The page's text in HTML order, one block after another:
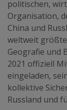
politischen,
Organisation,
China und
weltweit
Geografie und
2021 offiziell
eingeladen,
kollektive
Russland und